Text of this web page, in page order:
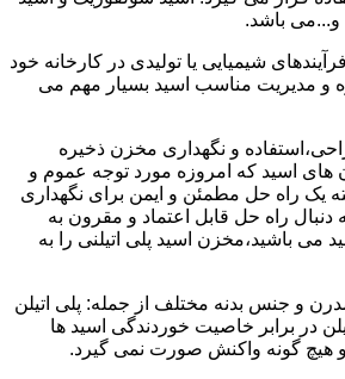
و...می باشد.
شیمیایی یا تولیدی در کارخانه خود
و مدیریت مناسب اسید بسیار مهم می
و نگهداری مخزن ذخیره
اسید که امروزه مورد توجه عموم و
یک راه حل مطمئن و ایمن برای نگهداری
دنبال راه حل قابل اعتماد و مقرون به
می باشید،مخزن اسید پلی اتیلنی را به
و جنس بدنه مختلف از جمله: پلی اتیلن
در برابر خاصیت خوردندگی اسید ها
هیچ گونه واکنش صورت نمی گیرد.